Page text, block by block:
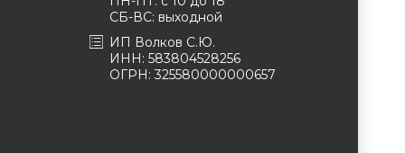
СБ-ВС: выходной
ИП Волков С.Ю.
ИНН: 583804528256
ОГРН: 325580000000657